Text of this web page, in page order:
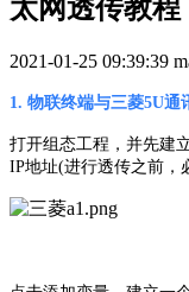
太网透传教程
2021-01-25 09:39:39
1. 物联终端与三菱5U通
打开组态工程，并先建
IP地址(进行透传之前，